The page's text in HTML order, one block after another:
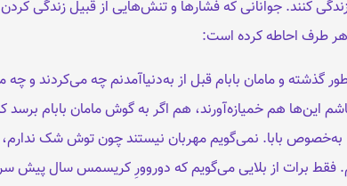
کنند. جوانانی که فشارها و تنش‌هایی از قبیل زندگی کردن
هر طرف احاطه کرده است:
و مامان بابام قبل از به‌دنیاآمدنم چه می‌کردند و چه
هم خمیازه‌آورند، هم اگر به گوش مامان بابام برسد
به‌خصوص بابا. نمی‌گویم مهربان نیستند چون توش شک
برات از بلایی می‌گویم که دوروورِ کریسمس سال پیش سرم